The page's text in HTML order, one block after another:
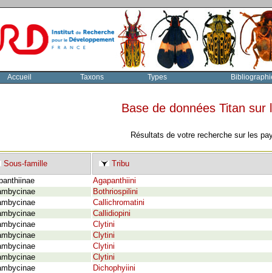
Accueil Taxons Types
Base de données Titan
Résultats de votre recherche sur les
Sous-famille
Tribu
Agapanthiini
Bothriospilini
Callichromatini
Callidiopini
Clytini
Clytini
Clytini
Clytini
Dichophyiini